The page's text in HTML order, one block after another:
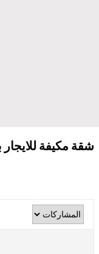
شقة مكيفة